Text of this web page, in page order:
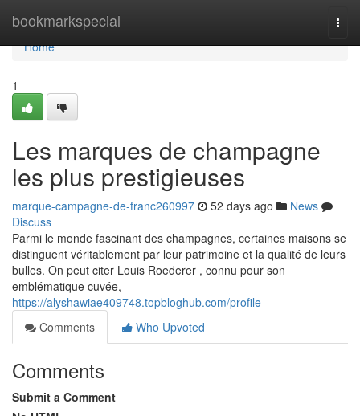
bookmarkspecial
Home
Home
1
Les marques de champagne
les plus prestigieuses
marque-campagne-de-franc260997 52 days ago
News
Discuss
Parmi le monde fascinant des champagnes, certaines maisons se
distinguent véritablement par leur patrimoine et la qualité de leurs
bulles. On peut citer Louis Roederer , connu pour son
emblématique cuvée,
https://alyshawiae409748.topbloghub.com/profile
Comments
Who Upvoted
Comments
Submit a Comment